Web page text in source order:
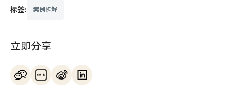
标签: 案例拆解
立即分享